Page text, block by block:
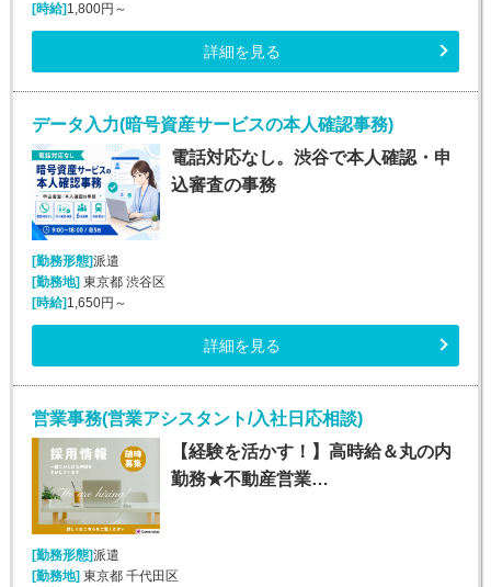
[時給] 1,800円～
詳細を見る
データ入力(暗号資産サービスの本人確認事務)
電話対応なし。渋谷で本人確認・申
込審査の事務
[勤務形態]派遣
[勤務地]東京都 渋谷区
[時給]1,650円～
詳細を見る
営業事務(営業アシスタント/入社日応相談)
【経験を活かす！】高時給＆丸の内
勤務★不動産営業…
[勤務形態]派遣
[勤務地]東京都 千代田区